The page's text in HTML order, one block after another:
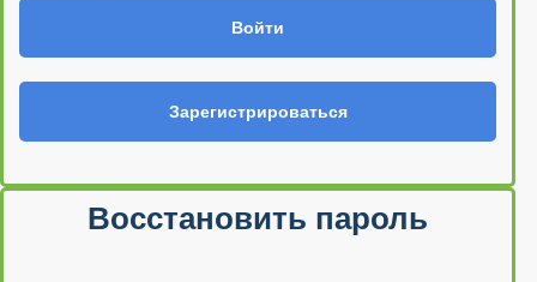
Войти
Зарегистрироваться
Восстановить пароль